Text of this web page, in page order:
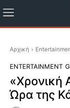
Αρχική
ENTERTAINMENT
«Χρονική
Ώρα της